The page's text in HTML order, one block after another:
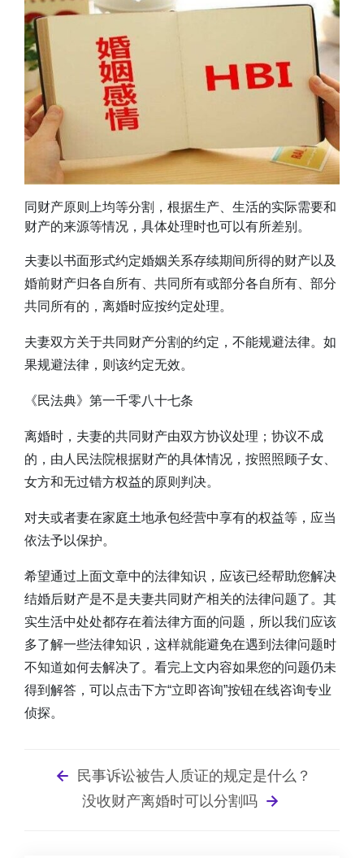
同财产原则上均等分割，根据生产、生活的实际需要和
财产的来源等情况，具体处理时也可以有所差别。
夫妻以书面形式约定婚姻关系存续期间所得的财产以及
婚前财产归各自所有、共同所有或部分各自所有、部分
共同所有的，离婚时应按约定处理。
夫妻双方关于共同财产分割的约定，不能规避法律。如
果规避法律，则该约定无效。
《民法典》第一千零八十七条
离婚时，夫妻的共同财产由双方协议处理；协议不成
的，由人民法院根据财产的具体情况，按照照顾子女、
女方和无过错方权益的原则判决。
对夫或者妻在家庭土地承包经营中享有的权益等，应当
依法予以保护。
希望通过上面文章中的法律知识，应该已经帮助您解决
结婚后财产是不是夫妻共同财产相关的法律问题了。其
实生活中处处都存在着法律方面的问题，所以我们应该
多了解一些法律知识，这样就能避免在遇到法律问题时
不知道如何去解决了。看完上文内容如果您的问题仍未
得到解答，可以点击下方“立即咨询”按钮在线咨询专业
侦探。
民事诉讼被告人质证的规定是什么？
没收财产离婚时可以分割吗